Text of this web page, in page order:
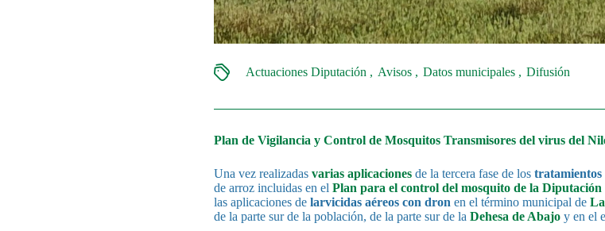
Actuaciones Diputación Avisos Datos municipales Difusión
Plan de Vigilancia y Control de Mosquitos Transmisores del virus del
Una vez realizadas varias aplicacionesde la tercera fase de lostratamientos
de arroz incluidas en el Plan para el control del mosquito de la
las aplicaciones de larvicidas aéreos con dron en el término municipal de
de la parte sur de la población, de la parte sur de la Dehesa de Abajoy en el